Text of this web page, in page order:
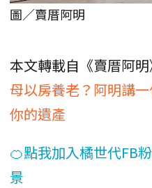
圖／賣厝阿明
本文轉載自《賣厝阿明
母以房養老？阿明講
你的遺產
🍊點我加入橘世代FB
景